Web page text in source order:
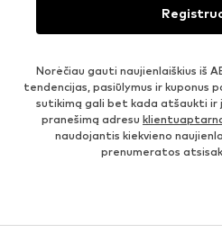
Norėčiau gauti naujienlaiškius iš
tendencijas, pasiūlymus ir kuponus
sutikimą gali bet kada atšaukti ir
pranešimą adresu
naudojantis kiekvieno
prenumeratos